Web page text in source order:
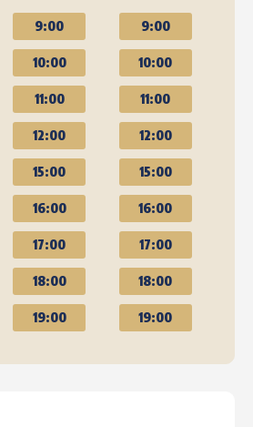
9:00
10:00
11:00
12:00
15:00
16:00
17:00
18:00
19:00
9:00
10:00
11:00
12:00
15:00
16:00
17:00
18:00
19:00